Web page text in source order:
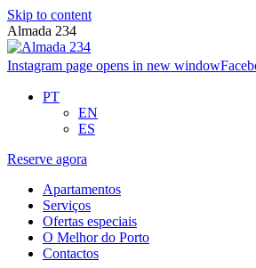
Skip to content
Almada 234
Instagram page opens in new window
PT
EN
ES
Reserve agora
Apartamentos
Serviços
Ofertas especiais
O Melhor do Porto
Contactos